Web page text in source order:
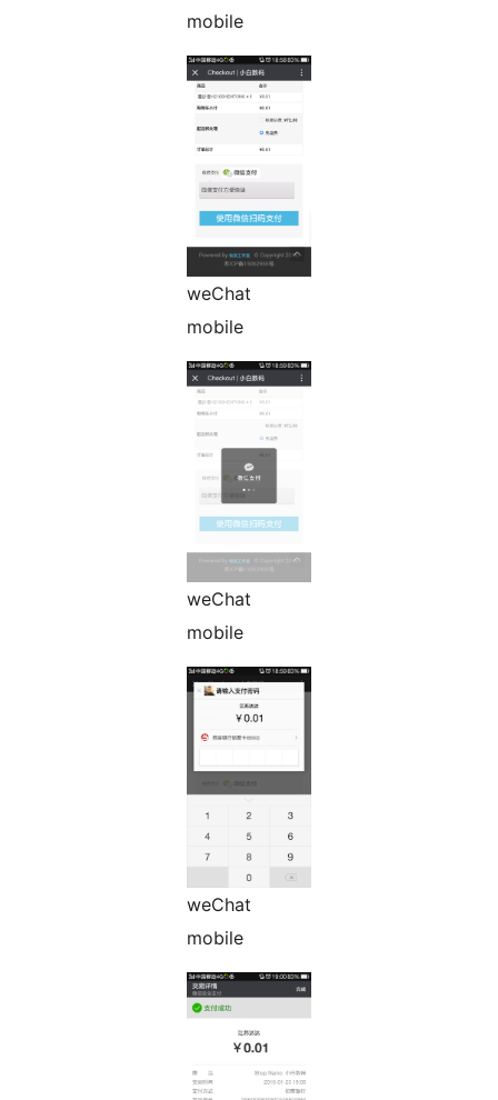
mobile
weChat
mobile
weChat
mobile
weChat
mobile